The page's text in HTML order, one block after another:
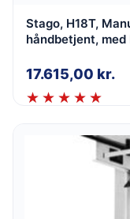
Stago, H18T,
håndbetjent,
17.615,00 kr.